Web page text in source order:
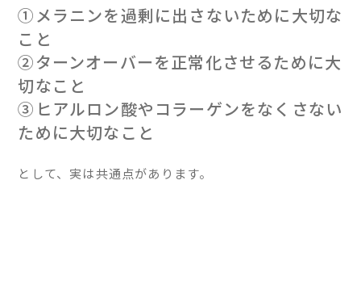
①メラニンを過剰に出さないために大切な
こと
②ターンオーバーを正常化させるために大
切なこと
③ヒアルロン酸やコラーゲンをなくさない
ために大切なこと
として、実は共通点があります。